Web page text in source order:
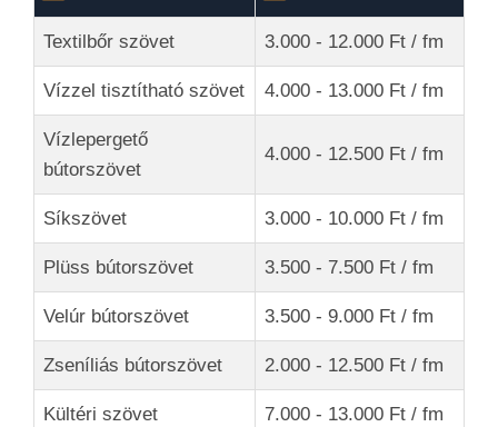
Textilbőr szövet 3.000 - 12.000 Ft / fm
Vízzel tisztítható szövet 4.000 - 13.000 Ft / fm
Vízlepergető
bútorszövet
4.000 - 12.500 Ft / fm
Síkszövet 3.000 - 10.000 Ft / fm
Plüss bútorszövet 3.500 - 7.500 Ft / fm
Velúr bútorszövet 3.500 - 9.000 Ft / fm
Zseníliás bútorszövet 2.000 - 12.500 Ft / fm
Kültéri szövet 7.000 - 13.000 Ft / fm